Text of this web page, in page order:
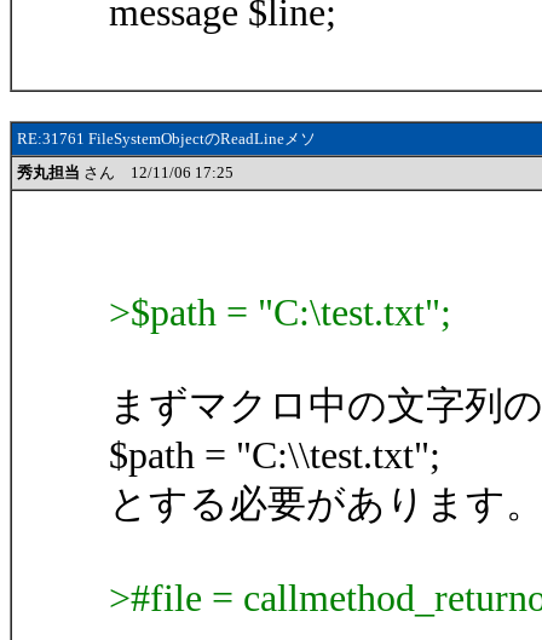
message $line;
RE:31761 FileSystemObjectのReadLineメソ
秀丸担当 さん 12/11/06 17:25
>$path = "C:\test.txt";
まずマクロ中の文字列
$path = "C:\\test.txt";
とする必要があります
>#file =